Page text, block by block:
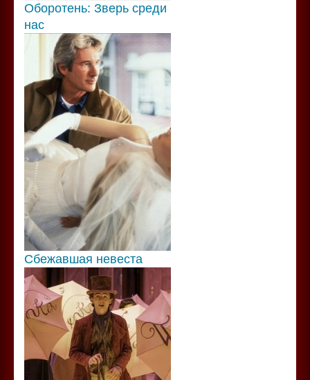
Оборотень: Зверь среди
нас
Сбежавшая невеста